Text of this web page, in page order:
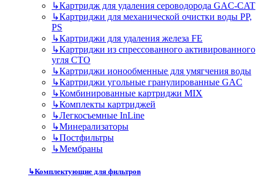
↳Картридж для удаления сероводорода GAC-CAT
↳Картриджи для механической очистки воды PP,
PS
↳Картриджи для удаления железа FE
↳Картриджи из спрессованного активированного
угля CTO
↳Картриджи ионообменные для умягчения воды
↳Картриджи угольные гранулированные GAC
↳Комбинированные картриджи MIX
↳Комплекты картриджей
↳Легкосъемные InLine
↳Минерализаторы
↳Постфильтры
↳Мембраны
↳Комплектующие для фильтров